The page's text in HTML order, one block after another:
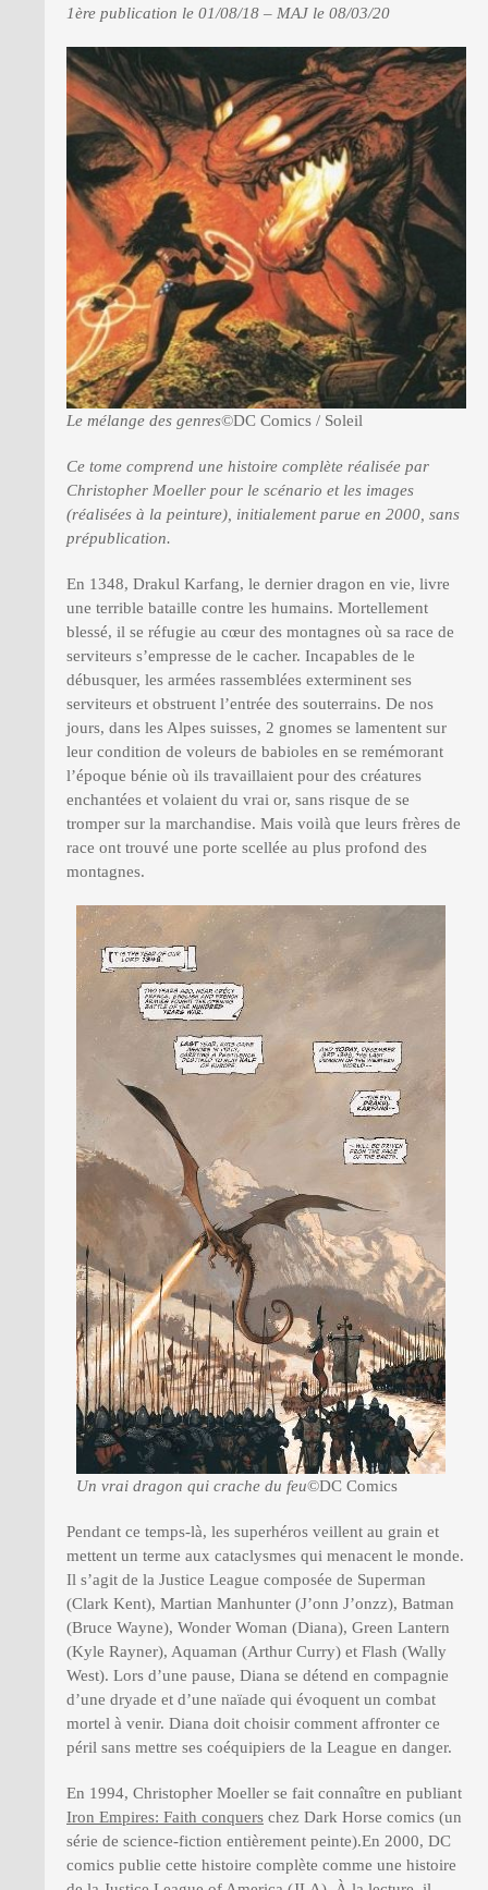
PRESSE
1ère publication le 01/08/18 – MAJ le 08/03/20
Le mélange des genres©DC Comics / Soleil
Ce tome comprend une histoire complète réalisée par
Christopher Moeller pour le scénario et les images
(réalisées à la peinture), initialement parue en 2000, sans
prépublication.
En 1348, Drakul Karfang, le dernier dragon en vie, livre
une terrible bataille contre les humains. Mortellement
blessé, il se réfugie au cœur des montagnes où sa race de
serviteurs s’empresse de le cacher. Incapables de le
débusquer, les armées rassemblées exterminent ses
serviteurs et obstruent l’entrée des souterrains. De nos
jours, dans les Alpes suisses, 2 gnomes se lamentent sur
leur condition de voleurs de babioles en se remémorant
l’époque bénie où ils travaillaient pour des créatures
enchantées et volaient du vrai or, sans risque de se
tromper sur la marchandise. Mais voilà que leurs frères de
race ont trouvé une porte scellée au plus profond des
montagnes.
Un vrai dragon qui crache du feu©DC Comics
Pendant ce temps-là, les superhéros veillent au grain et
mettent un terme aux cataclysmes qui menacent le monde.
Il s’agit de la Justice League composée de Superman
(Clark Kent), Martian Manhunter (J’onn J’onzz), Batman
(Bruce Wayne), Wonder Woman (Diana), Green Lantern
(Kyle Rayner), Aquaman (Arthur Curry) et Flash (Wally
West). Lors d’une pause, Diana se détend en compagnie
d’une dryade et d’une naïade qui évoquent un combat
mortel à venir. Diana doit choisir comment affronter ce
péril sans mettre ses coéquipiers de la League en danger.
En 1994, Christopher Moeller se fait connaître en publiant
Iron Empires: Faith conquers chez Dark Horse comics (un
série de science-fiction entièrement peinte).En 2000, DC
comics publie cette histoire complète comme une histoire